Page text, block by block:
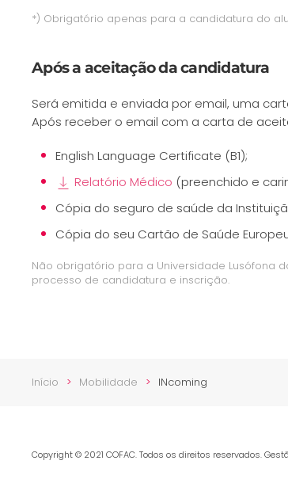
*) Obrigatório apenas para a candidatura do
Após a aceitação da candidatura
Será emitida e enviada por email, uma
Após receber o email com a carta de
English Language Certificate (B1);
Relatório Médico (preenchido e
Cópia do seguro de saúde da
Cópia do seu Cartão de Saúde
Não obrigatório para a Universidade Lusófona
processo de candidatura e inscrição.
Início Mobilidade INcoming
Copyright © 2021 COFAC. Todos os direitos reservados.